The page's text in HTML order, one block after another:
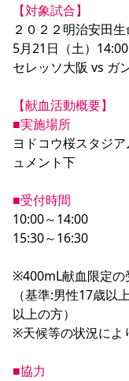
よくある質問
よくある質問
関連団体/施設
長居公園 セレッソフ
セレッソスポーツパー
セレッソ大阪アカデミー
大人のサッカースクール
【対象試合】
２０２２明治安田
5月21日（土）
セレッソ大阪 vs ガ
【献血活動概要】
■実施場所
ヨドコウ桜スタジ
ュメント下
■受付時間
10:00～14:00
15:30～16:30
※400mL献血限定の
（基準:男性17歳
以上の方）
※天候等の状況によ
■協力